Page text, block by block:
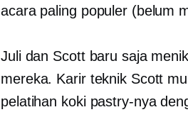
acara paling populer (belum
Juli dan Scott baru saja
mereka. Karir teknik Scott
pelatihan koki pastry-nya